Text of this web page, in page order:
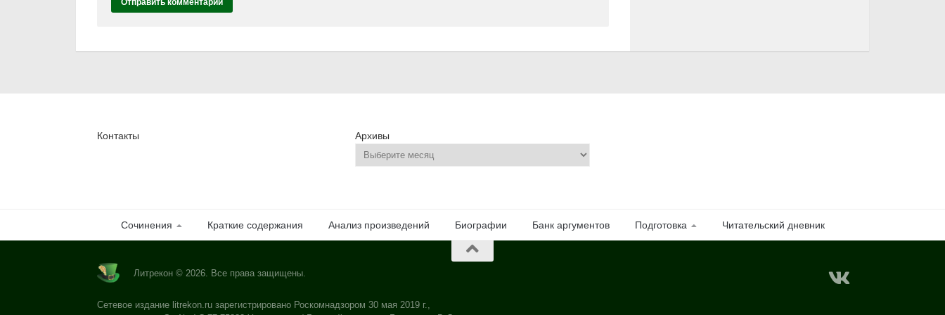
Контакты Архивы
Сочинения Краткие содержания Анализ произведений Биографии Банк аргументов Подготовка Читательский дневник
Литрекон © 2026. Все права защищены.
Сетевое издание litrekon.ru зарегистрировано Роскомнадзором 30 мая 2019 г.,